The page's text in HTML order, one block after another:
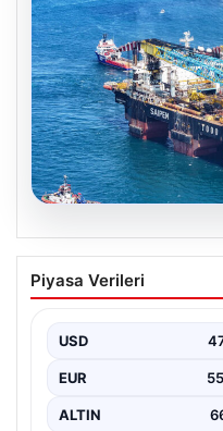
06.08.2026
İstanbul
Köprülerin
Piyasa Verileri
USD
EUR
ALTIN